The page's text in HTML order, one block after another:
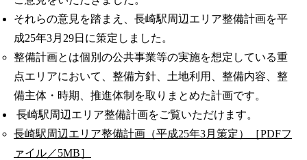
それらの意見を踏まえ、長崎駅周辺エリア整備計画を平
成25年3月29日に策定しました。
整備計画とは個別の公共事業等の実施を想定している重
点エリアにおいて、整備方針、土地利用、整備内容、整
備主体・時期、推進体制を取りまとめた計画です。
長崎駅周辺エリア整備計画をご覧いただけます。
長崎駅周辺エリア整備計画（平成25年3月策定）［PDFフ
ァイル／5MB］